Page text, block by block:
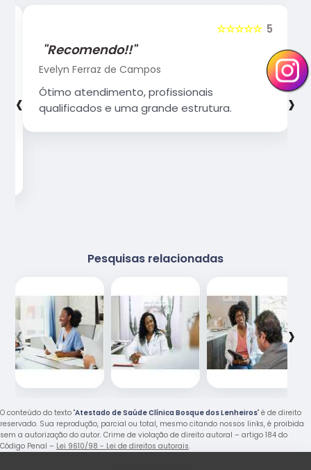
5
☆☆☆☆☆
"Recomendo!!"
Evelyn Ferraz de Campos
Ótimo atendimento, profissionais
qualificados e uma grande estrutura.
‹ ›
Pesquisas relacionadas
‹ ›
O conteúdo do texto "Atestado de Saúde Clínica Bosque dos Lenheiros" é de direito
reservado. Sua reprodução, parcial ou total, mesmo citando nossos links, é proibida
sem a autorização do autor. Crime de violação de direito autoral – artigo 184 do
Código Penal – Lei 9610/98 - Lei de direitos autorais.